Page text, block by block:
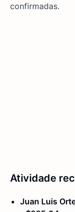
confirmadas.
Atividade
Juan Luis